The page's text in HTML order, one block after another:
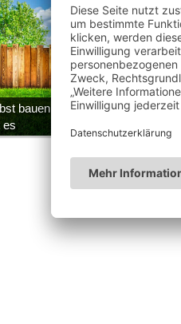
bauen:
es
Einbruchschutz 🔒
einbruchsicher